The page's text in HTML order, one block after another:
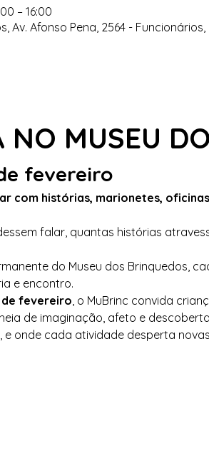
– 16:00
Av. Afonso Pena, 2564 -
NO MUSEU
fevereiro
com histórias, marionetes,
falar, quantas histórias
do Museu dos Brinquedos,
e encontro.
de fevereiro, o MuBrinc convida
de imaginação, afeto e
e onde cada atividade desperta